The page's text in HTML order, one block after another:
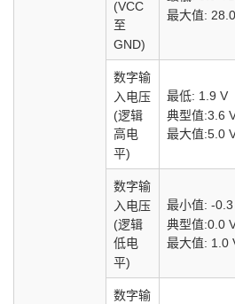
(VCC
至
GND)
最大值:
数字输
入电压
(逻辑
高电
平)
最低: 1.9 V
典型值:3.6
最大值:5.0
数字输
入电压
(逻辑
低电
平)
最小值: -
典型值:0.0
最大值: 1.0
数字输